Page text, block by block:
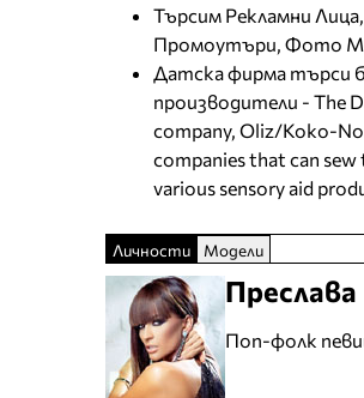
Търсим Рекламни
Промоутъри, Фото
Датска фирма търси
производители - The
company, Oliz/Koko-
companies that can
various sensory aid
Личности Модели
Преслава
Поп-фолк